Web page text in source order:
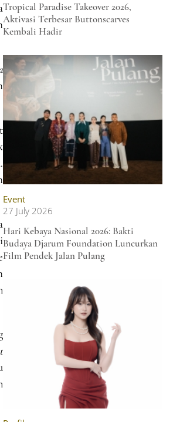
Tropical Paradise Takeover 2026,
Aktivasi Terbesar Buttonscarves
Kembali Hadir
Event
27 July 2026
Hari Kebaya Nasional 2026: Bakti
Budaya Djarum Foundation Luncurkan
Film Pendek Jalan Pulang